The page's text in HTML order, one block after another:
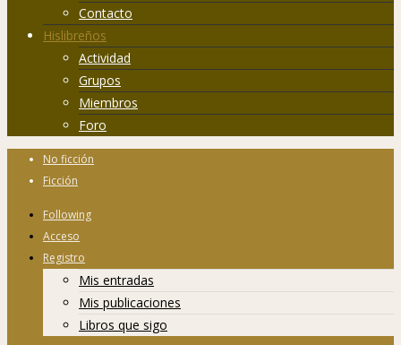
Contacto
Hislibreños
Actividad
Grupos
Miembros
Foro
No ficción
Ficción
Following
Acceso
Registro
Mis entradas
Mis publicaciones
Libros que sigo